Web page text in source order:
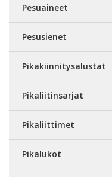
Pesuaineet
Pesusienet
Pikakiinnitysalustat
Pikaliitinsarjat
Pikaliittimet
Pikalukot